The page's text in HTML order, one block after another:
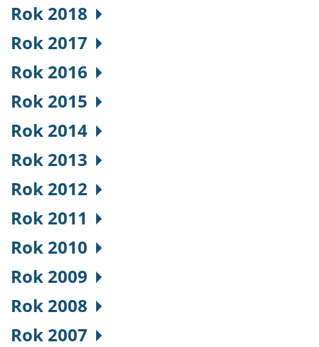
Rok 2018
Rok 2017
Rok 2016
Rok 2015
Rok 2014
Rok 2013
Rok 2012
Rok 2011
Rok 2010
Rok 2009
Rok 2008
Rok 2007